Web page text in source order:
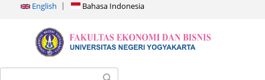
English Bahasa Indonesia
Search form